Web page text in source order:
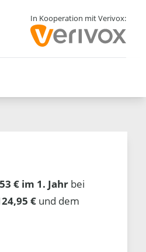
In Kooperation mit Verivox:
€ im 1. Jahr bei
€ und dem